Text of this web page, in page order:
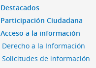
Destacados
Participación Ciudadana
Acceso a la información
Derecho a la Información
Solicitudes de información